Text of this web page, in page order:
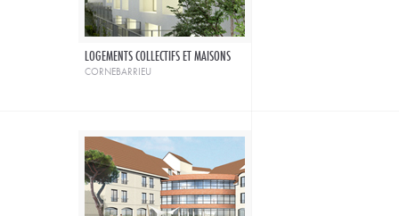
LOGEMENTS COLLECTIFS ET MAISONS
cornebarrieu